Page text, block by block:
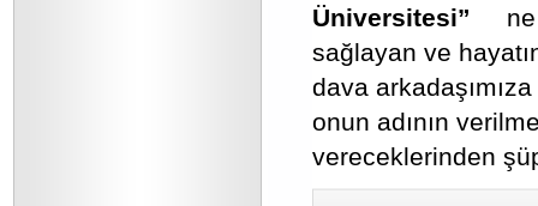
Üniversitesi”
sağlayan ve
dava
onun adının
vereceklerinden